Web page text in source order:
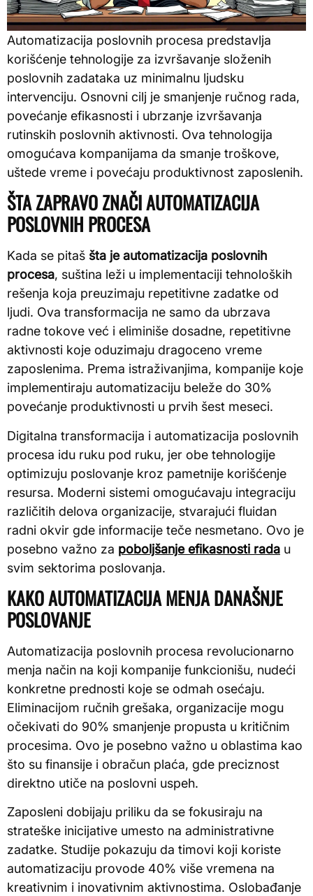
Automatizacija poslovnih procesa predstavlja
korišćenje tehnologije za izvršavanje složenih
poslovnih zadataka uz minimalnu ljudsku
intervenciju. Osnovni cilj je smanjenje ručnog rada,
povećanje efikasnosti i ubrzanje izvršavanja
rutinskih poslovnih aktivnosti. Ova tehnologija
omogućava kompanijama da smanje troškove,
uštede vreme i povećaju produktivnost zaposlenih.
ŠTA ZAPRAVO ZNAČI AUTOMATIZACIJA
POSLOVNIH PROCESA
Kada se pitaš šta je automatizacija poslovnih
procesa, suština leži u implementaciji tehnoloških
rešenja koja preuzimaju repetitivne zadatke od
ljudi. Ova transformacija ne samo da ubrzava
radne tokove već i eliminiše dosadne, repetitivne
aktivnosti koje oduzimaju dragoceno vreme
zaposlenima. Prema istraživanjima, kompanije koje
implementiraju automatizaciju beleže do 30%
povećanje produktivnosti u prvih šest meseci.
Digitalna transformacija i automatizacija poslovnih
procesa idu ruku pod ruku, jer obe tehnologije
optimizuju poslovanje kroz pametnije korišćenje
resursa. Moderni sistemi omogućavaju integraciju
različitih delova organizacije, stvarajući fluidan
radni okvir gde informacije teče nesmetano. Ovo je
posebno važno za poboljšanje efikasnosti rada u
svim sektorima poslovanja.
KAKO AUTOMATIZACIJA MENJA DANAŠNJE
POSLOVANJE
Automatizacija poslovnih procesa revolucionarno
menja način na koji kompanije funkcionišu, nudeći
konkretne prednosti koje se odmah osećaju.
Eliminacijom ručnih grešaka, organizacije mogu
očekivati do 90% smanjenje propusta u kritičnim
procesima. Ovo je posebno važno u oblastima kao
što su finansije i obračun plaća, gde preciznost
direktno utiče na poslovni uspeh.
Zaposleni dobijaju priliku da se fokusiraju na
strateške inicijative umesto na administrativne
zadatke. Studije pokazuju da timovi koji koriste
automatizaciju provode 40% više vremena na
kreativnim i inovativnim aktivnostima. Oslobađanje